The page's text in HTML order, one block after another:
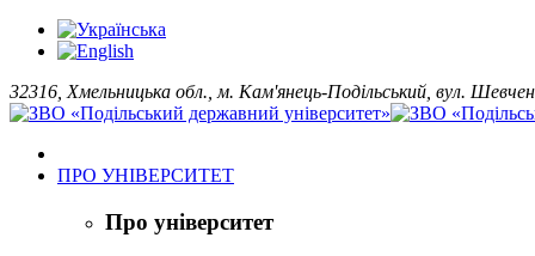
32316, Хмельницька обл., м. Кам'янець-Подільський, вул.
ПРО УНІВЕРСИТЕТ
Про університет